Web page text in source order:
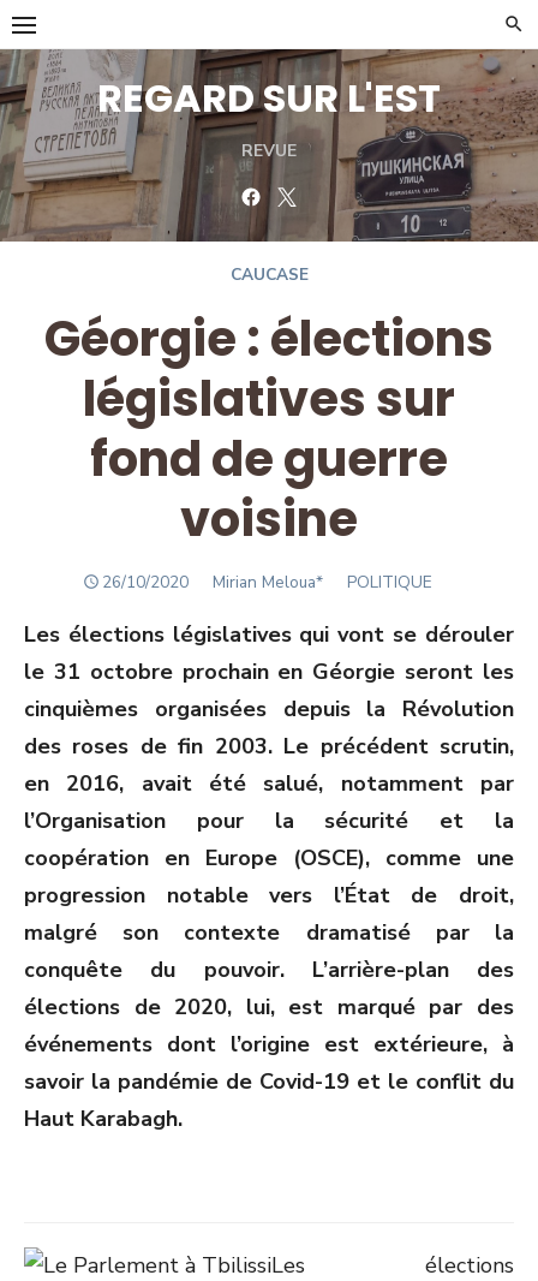
Skip
to
content
REGARD SUR L'EST
REVUE
FacebookTwitter
CAUCASE
Géorgie : élections
législatives sur
fond de guerre
voisine
POSTED
26/10/2020 Author
Mirian Meloua* POLITIQUE
Les élections législatives qui vont se dérouler
le 31 octobre prochain en Géorgie seront les
cinquièmes organisées depuis la Révolution
des roses de fin 2003. Le précédent scrutin,
en 2016, avait été salué, notamment par
l’Organisation pour la sécurité et la
coopération en Europe (OSCE), comme une
progression notable vers l’État de droit,
malgré son contexte dramatisé par la
conquête du pouvoir. L’arrière-plan des
élections de 2020, lui, est marqué par des
événements dont l’origine est extérieure, à
savoir la pandémie de Covid-19 et le conflit du
Haut Karabagh.
Les élections